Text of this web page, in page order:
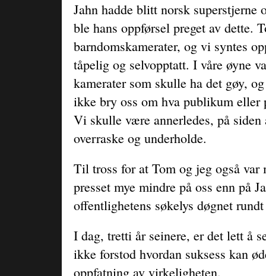
Jahn hadde blitt norsk superstjerne
ble hans oppførsel preget av dette.
barndomskamerater, og vi syntes
tåpelig og selvopptatt. I våre øyne
kamerater som skulle ha det gøy,
ikke bry oss om hva publikum eller
Vi skulle være annerledes, på siden
overraske og underholde.
Til tross for at Tom og jeg også var
presset mye mindre på oss enn på
offentlighetens søkelys døgnet
I dag, tretti år seinere, er det lett å
ikke forstod hvordan suksess kan
oppfatning av virkeligheten.